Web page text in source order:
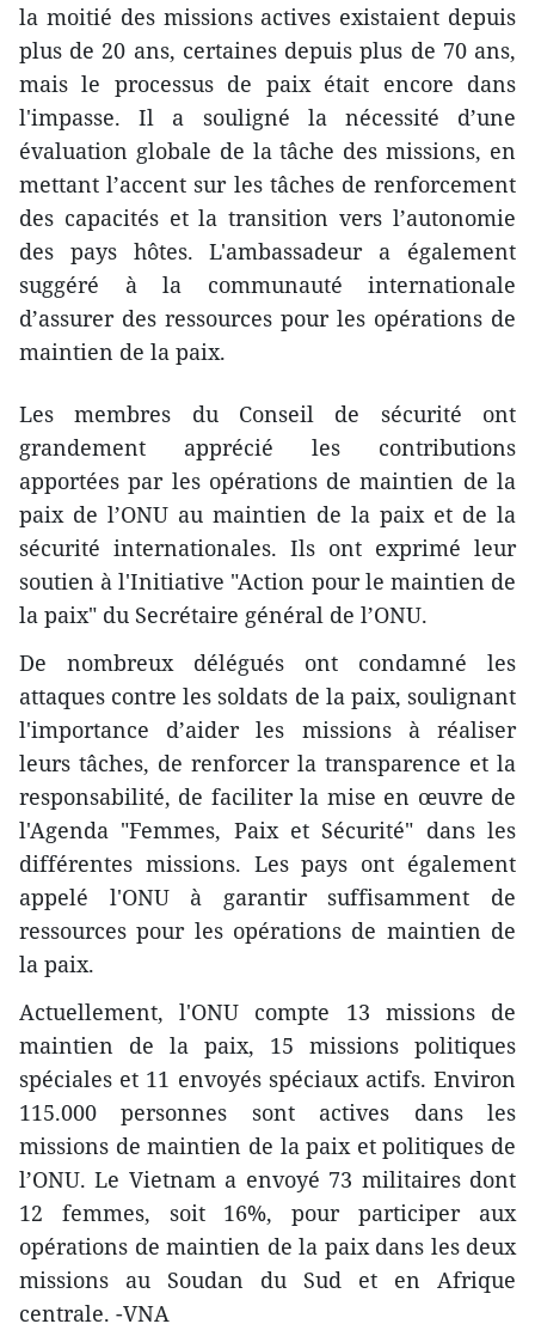
la moitié des missions actives existaient depuis
plus de 20 ans, certaines depuis plus de 70 ans,
mais le processus de paix était encore dans
l'impasse. Il a souligné la nécessité d’une
évaluation globale de la tâche des missions, en
mettant l’accent sur les tâches de renforcement
des capacités et la transition vers l’autonomie
des pays hôtes. L'ambassadeur a également
suggéré à la communauté internationale
d’assurer des ressources pour les opérations de
maintien de la paix.
Les membres du Conseil de sécurité ont
grandement apprécié les contributions
apportées par les opérations de maintien de la
paix de l’ONU au maintien de la paix et de la
sécurité internationales. Ils ont exprimé leur
soutien à l'Initiative "Action pour le maintien de
la paix" du Secrétaire général de l’ONU.
De nombreux délégués ont condamné les
attaques contre les soldats de la paix, soulignant
l'importance d’aider les missions à réaliser
leurs tâches, de renforcer la transparence et la
responsabilité, de faciliter la mise en œuvre de
l'Agenda "Femmes, Paix et Sécurité" dans les
différentes missions. Les pays ont également
appelé l'ONU à garantir suffisamment de
ressources pour les opérations de maintien de
la paix.
Actuellement, l'ONU compte 13 missions de
maintien de la paix, 15 missions politiques
spéciales et 11 envoyés spéciaux actifs. Environ
115.000 personnes sont actives dans les
missions de maintien de la paix et politiques de
l’ONU. Le Vietnam a envoyé 73 militaires dont
12 femmes, soit 16%, pour participer aux
opérations de maintien de la paix dans les deux
missions au Soudan du Sud et en Afrique
centrale. -VNA